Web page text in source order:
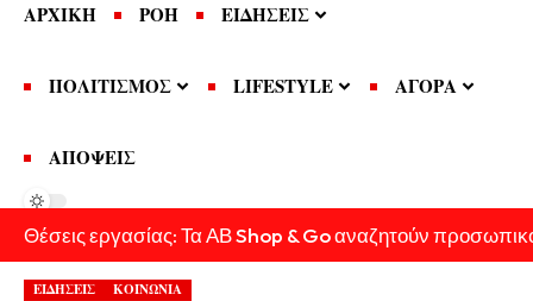
ΑΡΧΙΚΗ ΡΟΗ ΕΙΔΗΣΕΙΣ
ΠΟΛΙΤΙΣΜΟΣ LIFESTYLE ΑΓΟΡΑ
ΑΠΟΨΕΙΣ
Θέσεις εργασίας: Τα ΑΒ Shop & Go αναζητούν
ΕΙΔΗΣΕΙΣ ΚΟΙΝΩΝΙΑ